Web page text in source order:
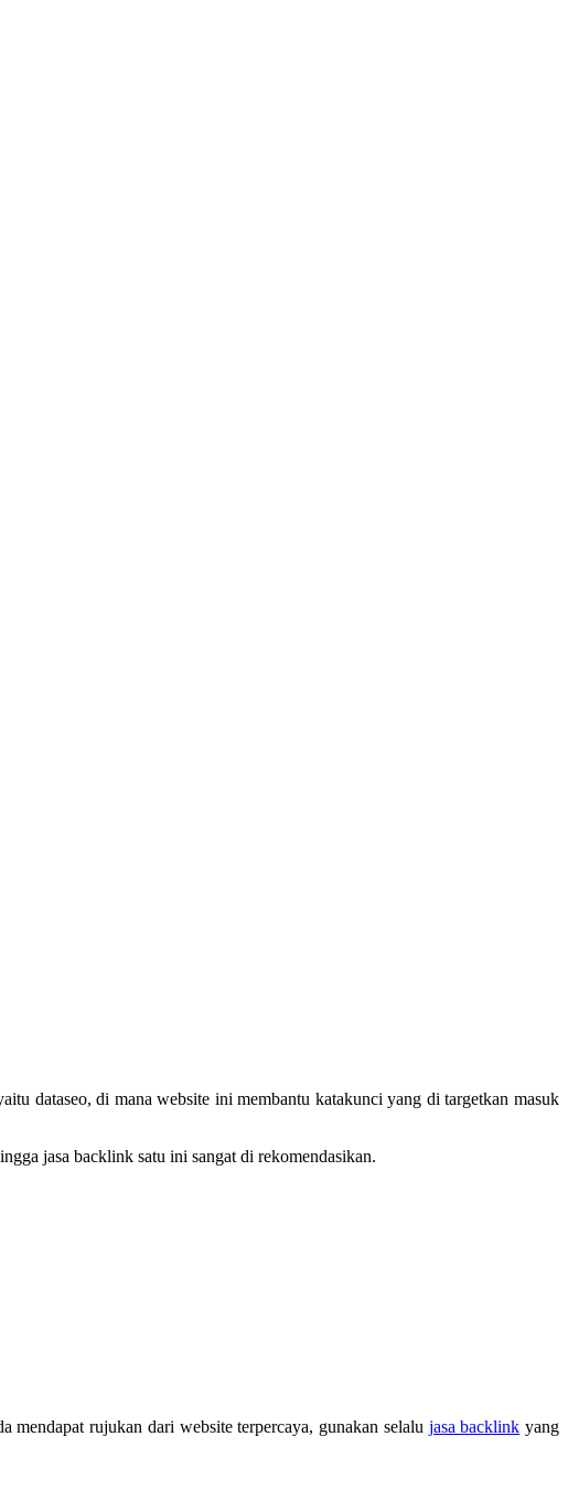
dataseo, di mana website ini membantu katakunci yang di targetkan masuk
jasa backlink satu ini sangat di rekomendasikan.
rujukan dari website terpercaya, gunakan selalu jasa backlink yang